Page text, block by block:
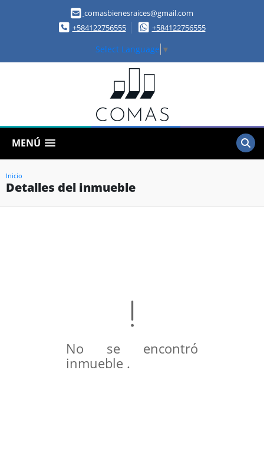
comasbienesraices@gmail.com
+584122756555
+584122756555
Select Language ▼
MENÚ
Inicio
Detalles del inmueble
No se encontró
inmueble .